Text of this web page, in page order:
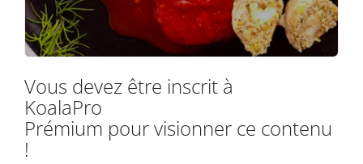
Vous devez être inscrit à
KoalaPro
Prémium pour visionner ce contenu
!